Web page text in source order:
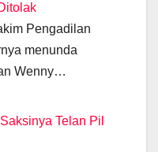
Pengadilan
menunda
Wenny…
Telan Pil